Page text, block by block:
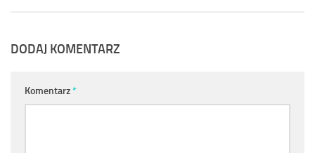
DODAJ KOMENTARZ
Komentarz*